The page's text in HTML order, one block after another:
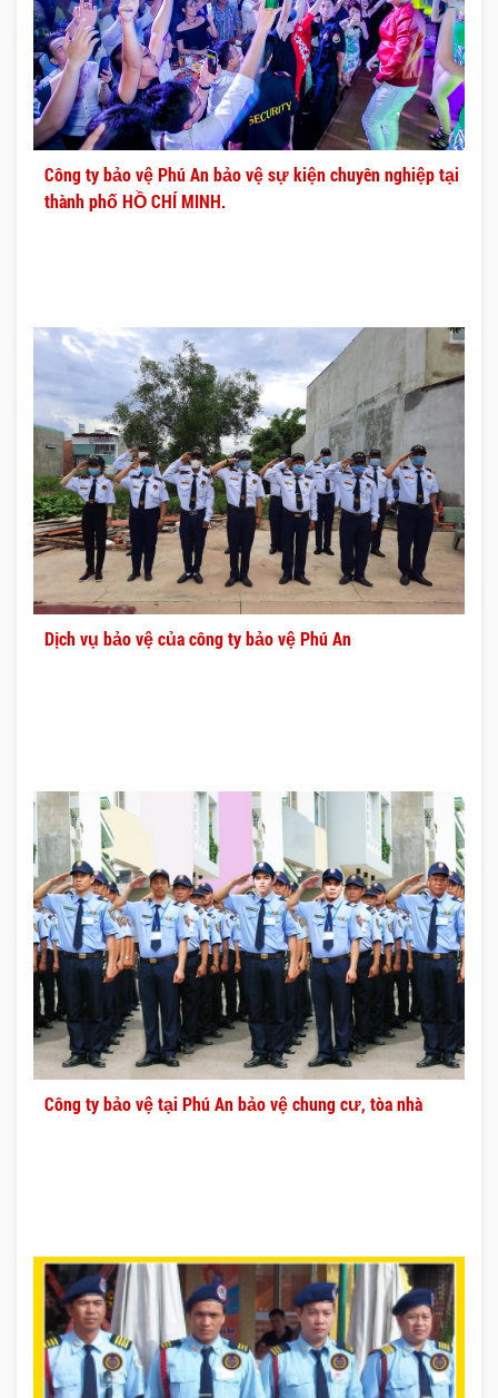
Công ty bảo vệ Phú An bảo vệ sự kiện chuyên nghiệp tại
thành phố HỒ CHÍ MINH.
Dịch vụ bảo vệ của công ty bảo vệ Phú An
Công ty bảo vệ tại Phú An bảo vệ chung cư, tòa nhà